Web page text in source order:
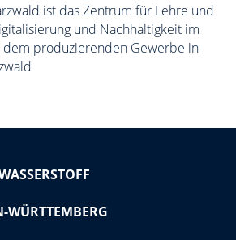
ist das Zentrum für Lehre und
und Nachhaltigkeit im
dem produzierenden Gewerbe in
WÜRTTEMBERG